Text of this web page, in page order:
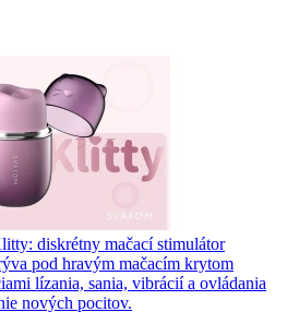
diskrétny mačací stimulátor
pod hravým mačacím krytom
lízania, sania, vibrácií a ovládania
nových pocitov.